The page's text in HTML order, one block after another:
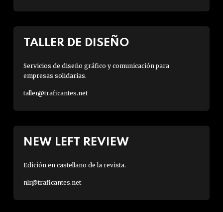
TALLER DE DISEÑO
Servicios de diseño gráfico y comunicación para
empresas solidarias.
taller@traficantes.net
NEW LEFT REVIEW
Edición en castellano de la revista.
nlr@traficantes.net